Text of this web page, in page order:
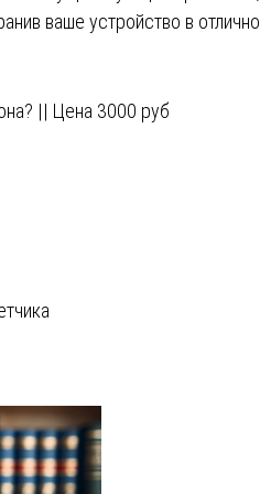
ваше устройство в
|| Цена 3000 руб